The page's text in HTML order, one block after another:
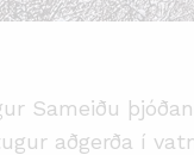
Sameiðu
aðgerða í